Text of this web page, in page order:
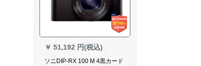
￥ 51,192 円(税込)
ソニDIP-RX 100 M 4黒カード